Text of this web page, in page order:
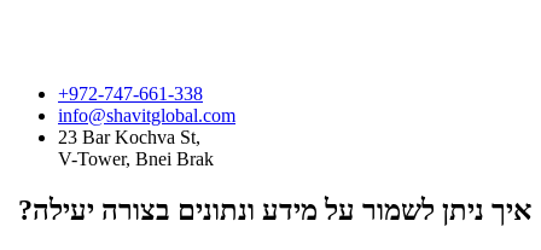
+972-747-661-338
info@shavitglobal.com
23 Bar Kochva St,
V-Tower, Bnei Brak
איך ניתן לשמור על מידע ונתונים בצורה יעילה?